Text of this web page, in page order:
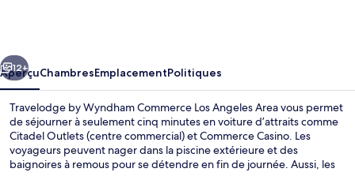
Commerce
Los
Angeles
Area
Suivant
12+
AperçuChambresEmplacementPolitiques
Travelodge by Wyndham Commerce Los Angeles Area vous permet
de séjourner à seulement cinq minutes en voiture d’attraits comme
Citadel Outlets (centre commercial) et Commerce Casino. Les
voyageurs peuvent nager dans la piscine extérieure et des
baignoires à remous pour se détendre en fin de journée. Aussi, les